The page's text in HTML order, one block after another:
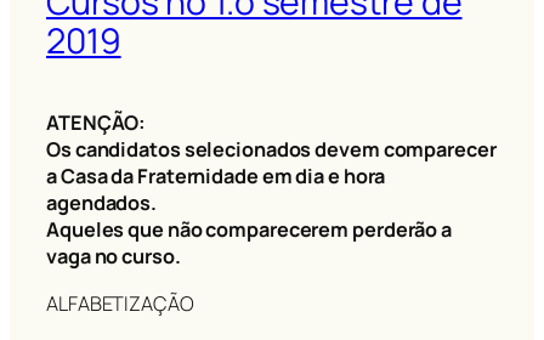
2019
ATENÇÃO:
Os candidatos selecionados devem comparecer
a Casa da Fraternidade em dia e hora
agendados.
Aqueles que não comparecerem perderão a
vaga no curso.
ALFABETIZAÇÃO